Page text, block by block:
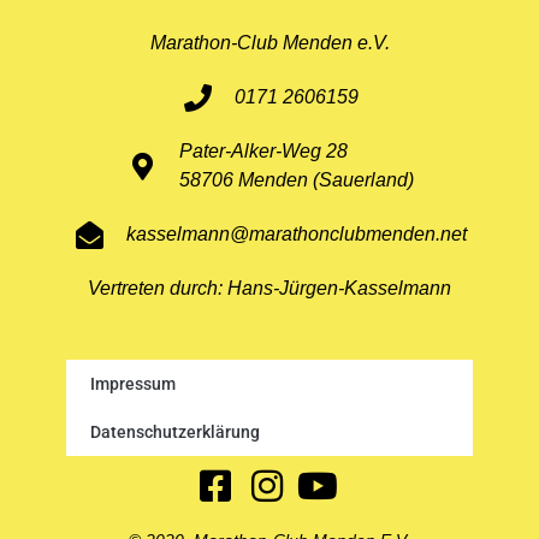
Marathon-Club Menden e.V.
0171 2606159
Pater-Alker-Weg 28
58706 Menden (Sauerland)
kasselmann@marathonclubmenden.net
Vertreten durch: Hans-Jürgen-Kasselmann
Impressum
Datenschutzerklärung